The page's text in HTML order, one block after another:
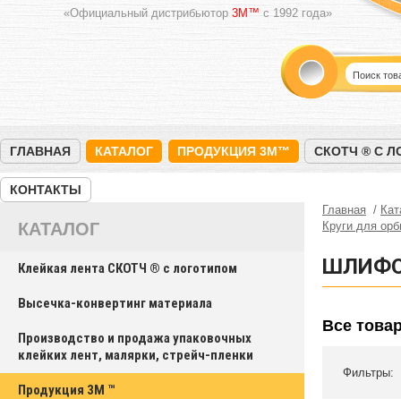
«Официальный дистрибьютор 3M™ с 1992 года»
ГЛАВНАЯ КАТАЛОГ ПРОДУКЦИЯ 3M™ СКОТЧ ® С
КОНТАКТЫ
Главная
Круги для
Все
Фильтры:
КАТАЛОГ
Клейкая лента СКОТЧ ® с логотипом
Высечка-конвертинг материала
Производство и продажа упаковочных
клейких лент, малярки, стрейч-пленки
Продукция 3M ™